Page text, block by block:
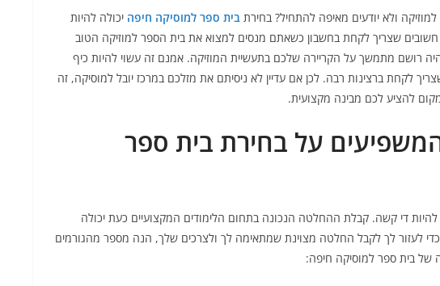
ולא יודעים מאיפה להתחיל? בחירת בית ספר למוסיקה חיפה יכולה להיות
שצריך לקחת בחשבון כשאתם מנסים למצוא את בית הספר למוזיקה הטוב
רושם מתמשך על הקריירה שלכם בתעשיית המוזיקה. אמנם זה עשוי להיות כיף
לקחת ברצינות רבה. לכן אם עדיין לא ניסיתם את מזלכם במרכז יובל למוסיקה, זה
להציע לכם מבינה מקצועית.
על בחירת בית ספר
להיות די קשה. קבלת ההחלטה הנכונה בתחום הלימודים המקצועיים כעת יכולה
לעזור לך לקבל החלטה מצוינת שמתאימה לך ולצרכים שלך, הנה מספר מהגורמים
של בית ספר למוסיקה חיפה: